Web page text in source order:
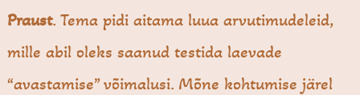
Praust. Tema pidi aitama luua arvutimudeleid,
mille abil oleks saanud testida laevade
“avastamise” võimalusi. Mõne kohtumise järel